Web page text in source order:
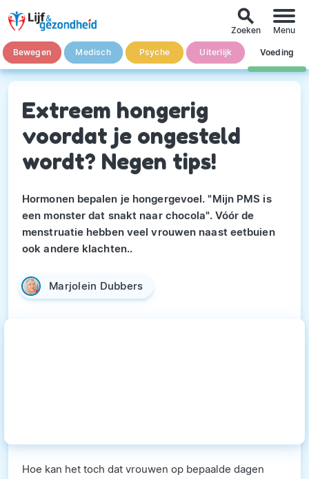
Bewegen Medisch Psyche Uiterlijk Voeding
search
Zoeken Menu
Extreem hongerig
voordat je ongesteld
wordt? Negen tips!
Hormonen bepalen je hongergevoel. "Mijn PMS is
een monster dat snakt naar chocola". Vóór de
menstruatie hebben veel vrouwen naast eetbuien
ook andere klachten..
Marjolein Dubbers
Hoe kan het toch dat vrouwen op bepaalde dagen